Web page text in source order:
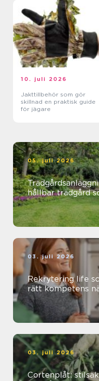
10. juli 2026
Jakttillbehör som gör
skillnad en praktisk guide
för jägare
05. juli 2026
hållbar trädgård
03. juli 2026
Rekrytering life science så
rätt kompetens
03. juli 2026
Cortenplåt: